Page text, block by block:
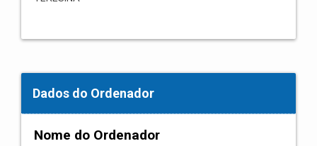
Dados do Ordenador
Nome do Ordenador